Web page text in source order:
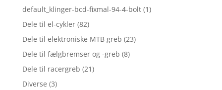
default_klinger-bcd-fixmal-94-4-bolt (1)
Dele til el-cykler (82)
Dele til elektroniske MTB greb (23)
Dele til fælgbremser og -greb (8)
Dele til racergreb (21)
Diverse (3)